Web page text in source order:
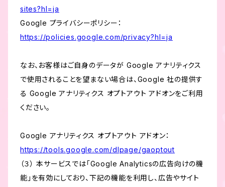
sites?hl=ja
Google プライバシーポリシー：
https://policies.google.com/privacy?hl=ja
なお、お客様はご自身のデータが Google アナリティクス
で使用されることを望まない場合は、Google 社の提供す
る Google アナリティクス オプトアウト アドオンをご利用
ください。
Google アナリティクス オプトアウト アドオン：
https://tools.google.com/dlpage/gaoptout
（３） 本サービスでは「Google Analyticsの広告向けの機
能」を有効にしており、下記の機能を利用し、広告やサイト